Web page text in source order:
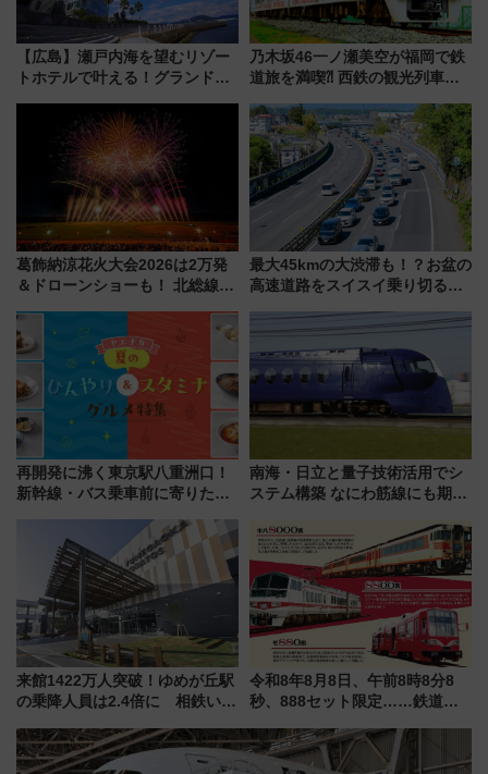
【広島】瀬戸内海を望むリゾー
トホテルで叶える！グランドプ
ディング＆カジュアルパーティ
ープラン
乃木坂46一ノ瀬美空が福岡で鉄
道旅を満喫⁈ 西鉄の観光列車
CHIKUGO」で巡る福岡･太宰
府･柳川の旅！YouTubeが公開
に
葛飾納涼花火大会2026は2万発
＆ドローンショーも！ 北総線を
車、観覧スポット情報と周辺観
光まとめ（7/28開催）
最大45kmの大渋滞も！？お盆の
高速道路をスイスイ乗り切る快
再開発に沸く東京駅八重洲口！
新幹線・バス乗車前に寄りたい
やり＆スタミナグルメ」6選【新
店舗も！】
南海・日立と量子技術活用でシ
ステム構築 なにわ筋線にも期待
来館1422万人突破！ゆめが丘駅
の乗降人員は2.4倍に 相鉄いず
年祭にそうにゃん＆DB.スター
マンが登場
令和8年8月8日、午前8時8分8
秒、888セット限定……鉄道各
たち